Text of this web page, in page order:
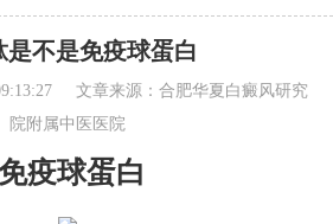
是不是免疫球蛋白
文章来源： 合肥华夏白癜风研究
院附属中医医院
疫球蛋白